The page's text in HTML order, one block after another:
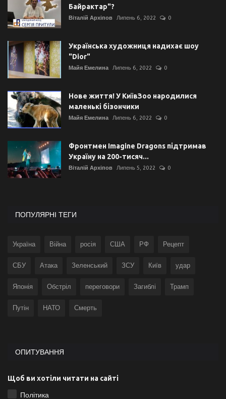
Байрактар"?
Віталій Архіпов Липень 6, 2022 0
Українська художниця надихає шоу
"Dior"
Майя Емелина Липень 6, 2022 0
Нове життя! У КиївЗоо народилися
маленькі бізончики
Майя Емелина Липень 6, 2022 0
Фронтмен Imagine Dragons підтримав
Україну на 200-тисяч...
Віталій Архіпов Липень 5, 2022 0
ПОПУЛЯРНІ ТЕГИ
Україна Війна росія США РФ Рецепт
СБУ Атака Зеленський ЗСУ Київ удар
Японія Обстріл переговори Загиблі Трамп
Путін НАТО Смерть
ОПИТУВАННЯ
Щоб ви хотіли читати на сайті
Політика